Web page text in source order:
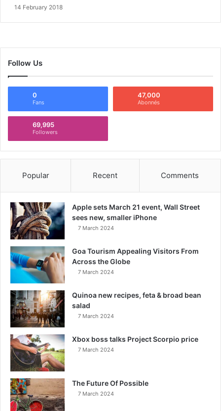
14 February 2018
Follow Us
0
Fans
47,000
Abonnés
69,995
Followers
Popular Recent Comments
Apple sets March 21 event, Wall Street
sees new, smaller iPhone
7 March 2024
Goa Tourism Appealing Visitors From
Across the Globe
7 March 2024
Quinoa new recipes, feta & broad bean
salad
7 March 2024
Xbox boss talks Project Scorpio price
7 March 2024
The Future Of Possible
7 March 2024